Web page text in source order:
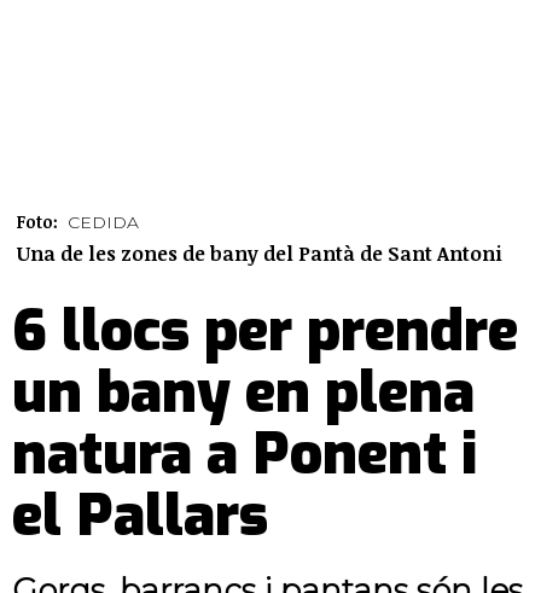
Foto: CEDIDA
Una de les zones de bany del Pantà de Sant Antoni
6 llocs per prendre
un bany en plena
natura a Ponent i
el Pallars